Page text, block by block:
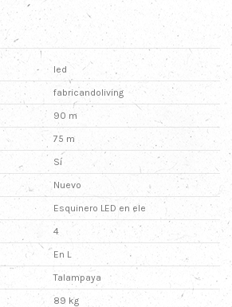
led
fabricandoliving
90 m
75 m
Sí
Nuevo
Esquinero LED en ele
4
En L
Talampaya
89 kg